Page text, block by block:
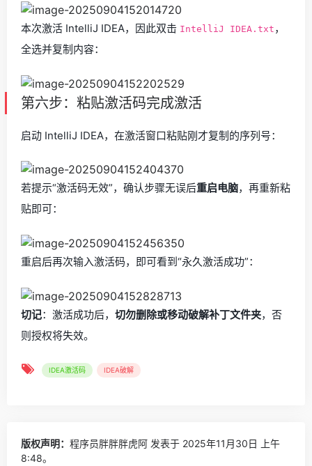
本次激活 IntelliJ IDEA，因此双击 IntelliJ IDEA.txt ，
全选并复制内容：
第六步：粘贴激活码完成激活
启动 IntelliJ IDEA，在激活窗口粘贴刚才复制的序列号：
若提示“激活码无效”，确认步骤无误后重启电脑，再重新粘
贴即可：
重启后再次输入激活码，即可看到“永久激活成功”：
切记：激活成功后， 切勿删除或移动破解补丁文件夹，否
则授权将失效。
IDEA激活码 IDEA破解
版权声明： 程序员胖胖胖虎阿 发表于 2025年11月30日 上午
8:48。